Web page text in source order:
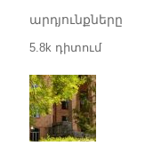
արդյունքները
5.8k դիտում